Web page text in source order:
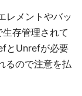
レメントやバッ
存管理されて
とUnrefが必要
るので注意を払